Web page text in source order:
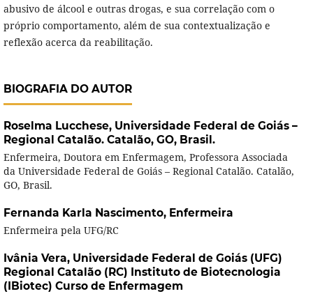
abusivo de álcool e outras drogas, e sua correlação com o
próprio comportamento, além de sua contextualização e
reflexão acerca da reabilitação.
BIOGRAFIA DO AUTOR
Roselma Lucchese, Universidade Federal de Goiás –
Regional Catalão. Catalão, GO, Brasil.
Enfermeira, Doutora em Enfermagem, Professora Associada
da Universidade Federal de Goiás – Regional Catalão. Catalão,
GO, Brasil.
Fernanda Karla Nascimento, Enfermeira
Enfermeira pela UFG/RC
Ivânia Vera, Universidade Federal de Goiás (UFG)
Regional Catalão (RC) Instituto de Biotecnologia
(IBiotec) Curso de Enfermagem